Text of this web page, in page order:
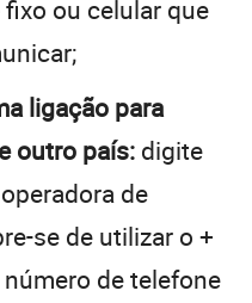
ou celular que
ligação para
outro país: digite
de
se de utilizar o +
de telefone